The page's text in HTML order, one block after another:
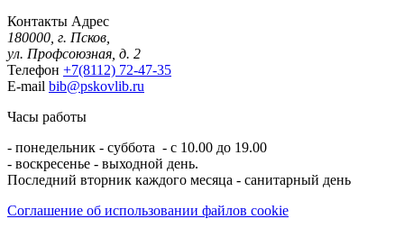
Контакты Адрес
180000, г. Псков,
ул. Профсоюзная, д. 2
Телефон +7(8112) 72-47-35
E-mail bib@pskovlib.ru
Часы работы
- понедельник - суббота - с 10.00 до 19.00
- воскресенье - выходной день.
Последний вторник каждого месяца - санитарный день
Соглашение об использовании файлов cookie